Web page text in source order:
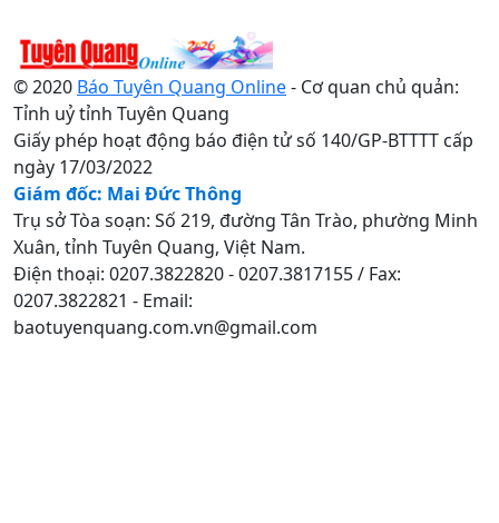
© 2020 Báo Tuyên Quang Online- Cơ quan chủ quản:
Tỉnh uỷ tỉnh Tuyên Quang
Giấy phép hoạt động báo điện tử số 140/GP-BTTTT cấp
ngày 17/03/2022
Giám đốc: Mai Đức Thông
Trụ sở Tòa soạn: Số 219, đường Tân Trào, phường Minh
Xuân, tỉnh Tuyên Quang, Việt Nam.
Điện thoại: 0207.3822820 - 0207.3817155 / Fax:
0207.3822821 - Email:
baotuyenquang.com.vn@gmail.com